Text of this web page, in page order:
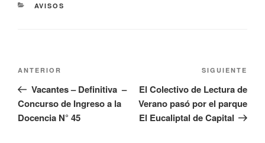
AVISOS
ANTERIOR
Vacantes – Definitiva –
Concurso de Ingreso a la
Docencia N° 45
SIGUIENTE
El Colectivo de Lectura de
Verano pasó por el parque
El Eucaliptal de Capital